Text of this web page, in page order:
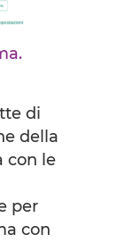
di
della
con le
per
con